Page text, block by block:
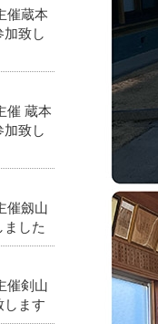
催蔵本
加致し
催 蔵本
加致し
催劔山
ました
催剣山
します